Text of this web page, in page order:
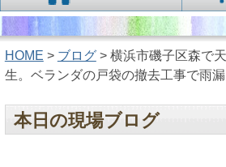
HOME > ブログ> 横浜市磯子区森で
生。ベランダの戸袋の撤去工事で雨
本日の現場ブログ